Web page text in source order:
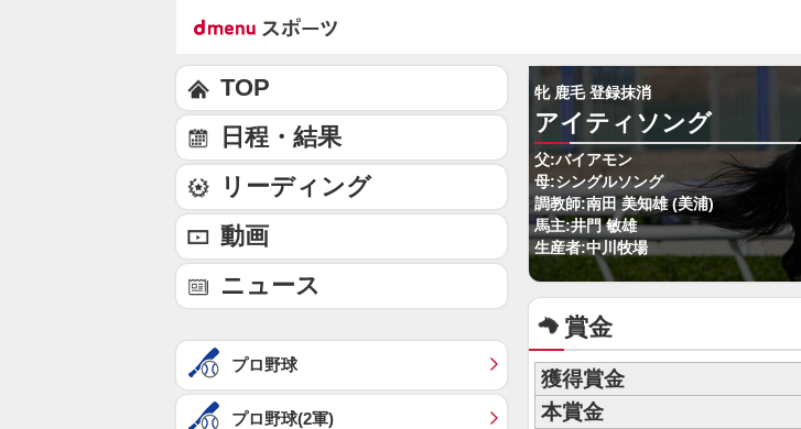
牝 鹿毛 登録抹消
アイティソング
父:バイアモン
母:シングルソング
調教師:南田 美知雄 (美浦)
馬主:井門 敏雄
生産者:中川牧場
賞金
獲得賞金
本賞金
TOP
日程・結果
リーディング
動画
ニュース
プロ野球
プロ野球(2軍)